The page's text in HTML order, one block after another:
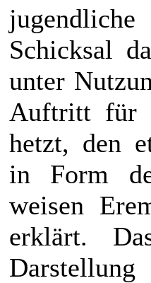
Schicksal
unter
Auftritt für
hetzt, den
in Form
weisen
erklärt.